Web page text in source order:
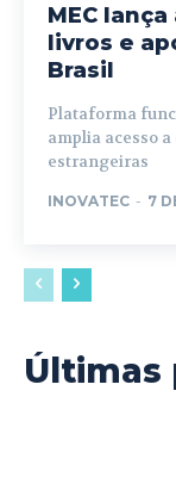
MEC
livros e
Brasil
Plataforma
amplia acesso
estrangeiras
INOVATEC - 7
Últimas